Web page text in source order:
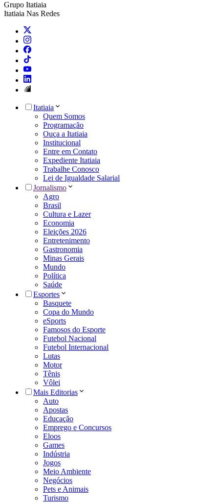
Grupo Itatiaia
Itatiaia Nas Redes
Itatiaia
Quem Somos
Programação
Ouça a Itatiaia
Institucional
Entre em Contato
Expediente Itatiaia
Trabalhe Conosco
Lei de Igualdade Salarial
Jornalismo
Agro
Brasil
Cultura e Lazer
Economia
Eleições 2026
Entretenimento
Gastronomia
Minas Gerais
Mundo
Política
Saúde
Esportes
Basquete
Copa do Mundo
eSports
Famosos do Esporte
Futebol Nacional
Futebol Internacional
Lutas
Motor
Tênis
Vôlei
Mais Editorias
Auto
Apostas
Educação
Emprego e Concursos
Eloos
Games
Indústria
Jogos
Meio Ambiente
Negócios
Pets e Animais
Turismo